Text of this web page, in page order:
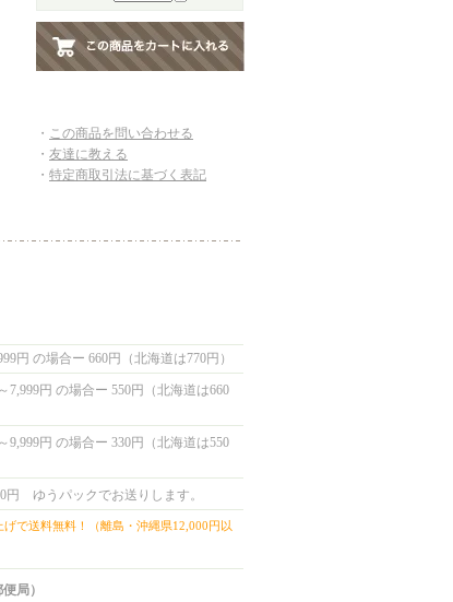
・ この商品を問い合わせる
・ 友達に教える
・ 特定商取引法に基づく表記
円 の場合ー 660円（北海道は770円）
7,999円 の場合ー 550円（北海道は660
9,999円 の場合ー 330円（北海道は550
円 ゆうパックでお送りします。
で送料無料！（離島・沖縄県12,000円以
局）